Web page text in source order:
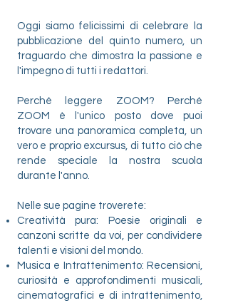
Oggi siamo felicissimi di celebrare la
pubblicazione del quinto numero, un
traguardo che dimostra la passione e
l'impegno di tutti i redattori.
​Perché leggere ZOOM? Perché
ZOOM è l'unico posto dove puoi
trovare una panoramica completa, un
vero e proprio excursus, di tutto ciò che
rende speciale la nostra scuola
durante l'anno.
Nelle sue pagine troverete:
​Creatività pura: Poesie originali e
canzoni scritte da voi, per condividere
talenti e visioni del mondo.
​Musica e Intrattenimento: Recensioni,
curiosità e approfondimenti musicali,
cinematografici e di intrattenimento,